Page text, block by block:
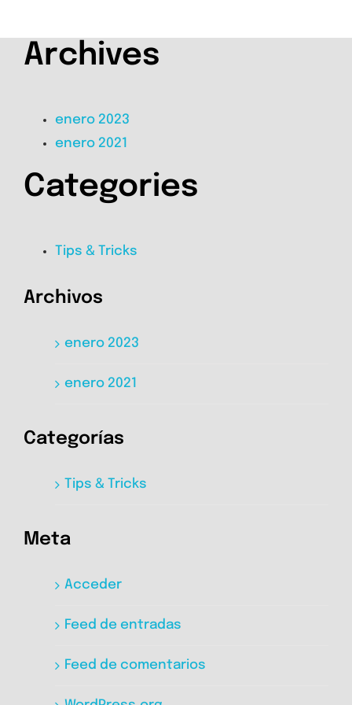
Archives
enero 2023
enero 2021
Categories
Tips & Tricks
Archivos
enero 2023
enero 2021
Categorías
Tips & Tricks
Meta
Acceder
Feed de entradas
Feed de comentarios